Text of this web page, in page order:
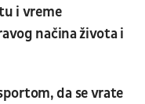
i vreme
načina života i
da se vrate